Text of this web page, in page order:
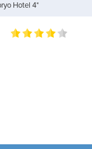
Hotel 4*